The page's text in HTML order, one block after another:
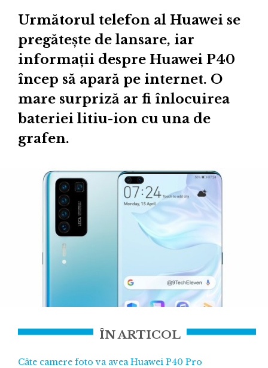
Următorul telefon al Huawei se
pregătește de lansare, iar
informații despre Huawei P40
încep să apară pe internet. O
mare surpriză ar fi înlocuirea
bateriei litiu-ion cu una de
grafen.
ÎN ARTICOL
Câte camere foto va avea Huawei P40 Pro